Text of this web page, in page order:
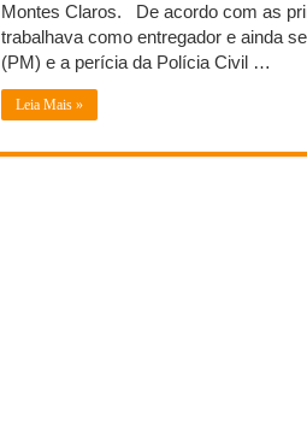
Do estudo à aprovação:
Tomada de decisão
Montes Claros. De acordo com as
trabalhava como entregador e ainda
(PM) e a perícia da Polícia Civil …
Leia Mais »